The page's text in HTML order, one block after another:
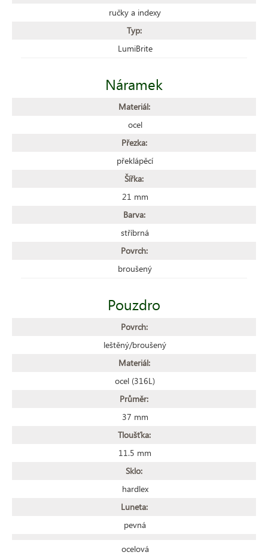
ručky a indexy
Typ:
LumiBrite
Náramek
Materiál:
ocel
Přezka:
překlápěcí
Šířka:
21 mm
Barva:
stříbrná
Povrch:
broušený
Pouzdro
Povrch:
leštěný/broušený
Materiál:
ocel (316L)
Průměr:
37 mm
Tloušťka:
11.5 mm
Sklo:
hardlex
Luneta:
pevná
ocelová